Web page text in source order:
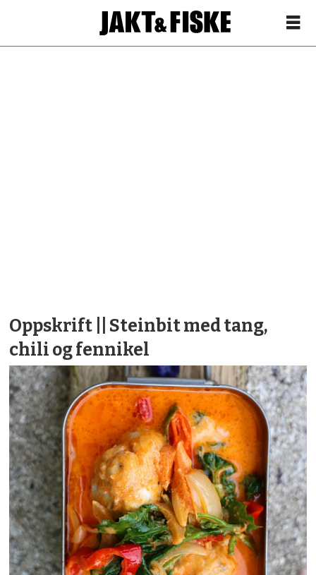
Oppskrift || Steinbit med tang,
chili og fennikel